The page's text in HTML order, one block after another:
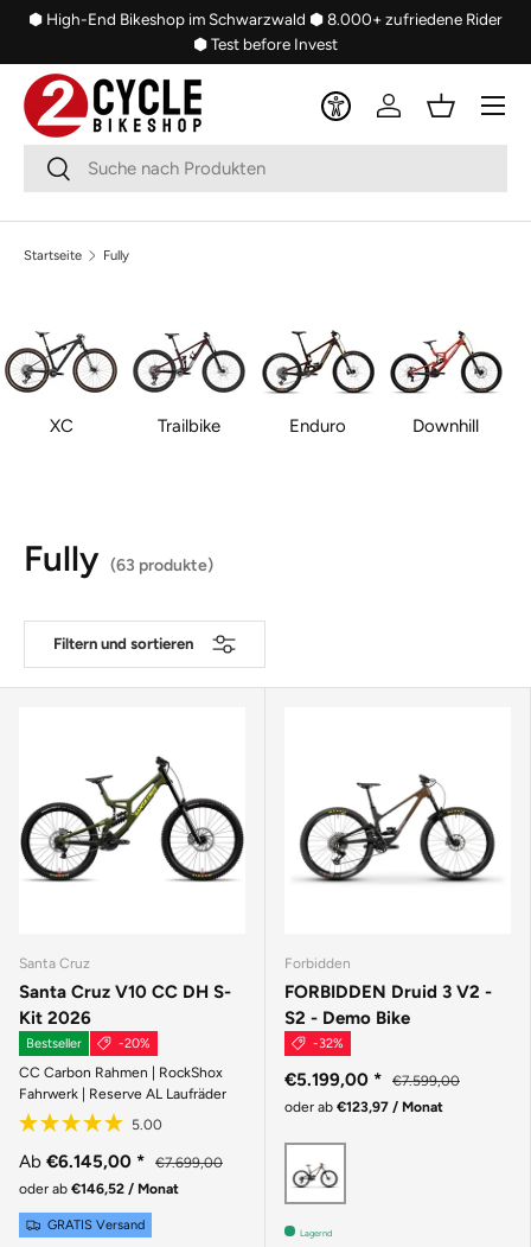
⬢ High-End Bikeshop im Schwarzwald ⬢ 8.000+ zufriedene Rider
⬢ Test before Invest
SuchenSuchen
Einloggen
Menü
Startseite Fully
XC Trailbike Enduro Downhill
Fully (63 produkte)
Filtern und sortieren
Santa Cruz
Santa Cruz V10 CC DH S-
Kit 2026
Bestseller -20%
CC Carbon Rahmen | RockShox
Fahrwerk | Reserve AL Laufräder
Ab €6.145,00 *
€7.699,00
oder ab €146,52 / Monat
GRATIS Versand
Forbidden
FORBIDDEN Druid 3 V2 -
S2 - Demo Bike
-32%
€5.199,00 *
€7.599,00
oder ab €123,97 / Monat
Lagernd